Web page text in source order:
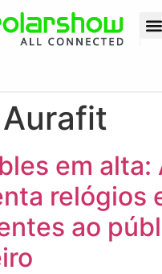
Aurafit
em alta:
relógios
ao